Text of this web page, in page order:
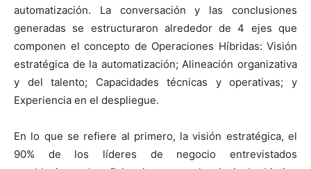
automatización. La conversación y las conclusiones
generadas se estructuraron alrededor de 4 ejes que
componen el concepto de Operaciones Híbridas: Visión
estratégica de la automatización; Alineación organizativa
y del talento; Capacidades técnicas y operativas; y
Experiencia en el despliegue.
En lo que se refiere al primero, la visión estratégica, el
90% de los líderes de negocio entrevistados